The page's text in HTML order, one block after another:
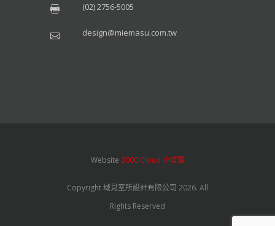
(02) 2756-5005
design@miemasu.com.tw
Website 3000 Cloud 小資雲
Copyright 域見室所設計有限公司 2026. All
Rights Reserved